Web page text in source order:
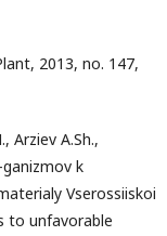
2013, no. 147,
Arziev A.Sh.,
ganizmov k
Vserossiiskoi
to unfavorable